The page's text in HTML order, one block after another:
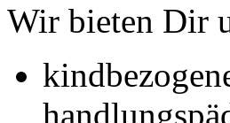
Wir bieten Dir